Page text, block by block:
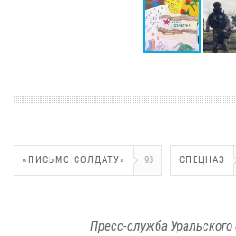
«ПИСЬМО СОЛДАТУ» 93 СПЕЦНАЗ
Пресс-служба